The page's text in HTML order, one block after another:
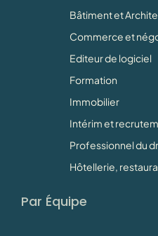
Bâtiment et
Commerce et
Editeur de logiciel
Formation
Immobilier
Intérim et
Professionnel du
Hôtellerie,
Par Équipe